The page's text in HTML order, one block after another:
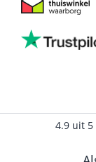
4.9uit 5